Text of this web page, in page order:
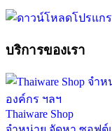
บริการของเรา
Thaiware Shop